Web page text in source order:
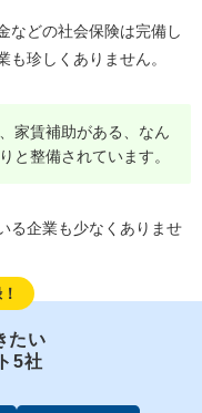
などの社会保険は完備し
珍しくありません。
家賃補助がある、なん
と整備されています。
る企業も少なくありませ
たい
5社